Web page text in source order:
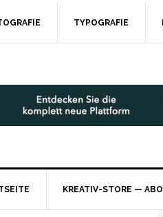
TYPOGRAFIE
KREATIV-STORE —